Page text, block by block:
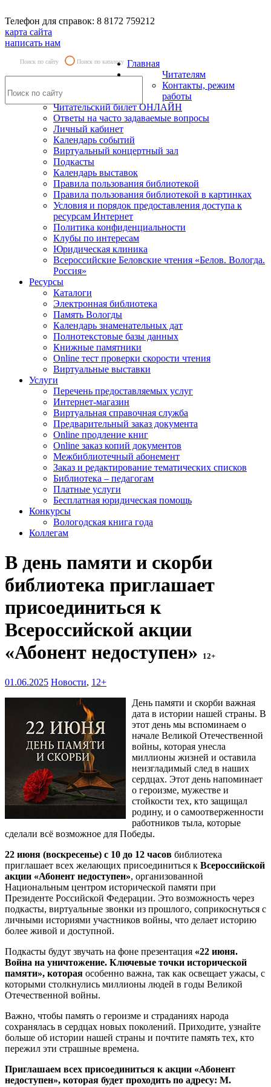
Телефон для справок: 8 8172 759212
карта сайта
написать нам
Поиск по сайту Поиск по каталогу Главная
Читателям
Контакты, режим
работы
Читательский билет ОНЛАЙН
Ответы на часто задаваемые вопросы
Личный кабинет
Календарь событий
Виртуальный концертный зал
Подкасты
Календарь выставок
Правила пользования библиотекой
Правила пользования библиотекой в картинках
Условия и порядок предоставления доступа к
ресурсам Интернет
Политика конфиденциальности
Клубы по интересам
Юридическая клиника
Всероссийские Беловские чтения «Белов. Вологда.
Россия»
Ресурсы
Каталоги
Электронная библиотека
Память Вологды
Календарь знаменательных дат
Полнотекстовые базы данных
Книжные памятники
Online тест проверки скорости чтения
Виртуальные выставки
Услуги
Перечень предоставляемых услуг
Интернет-магазин
Виртуальная справочная служба
Предварительный заказ документа
Online продление книг
Online заказ копий документов
Межбиблиотечный абонемент
Заказ и редактирование тематических списков
Библиотека – педагогам
Платные услуги
Бесплатная юридическая помощь
Конкурсы
Вологодская книга года
Коллегам
В день памяти и скорби
библиотека приглашает
присоединиться к
Всероссийской акции
«Абонент недоступен»
12+
01.06.2025 Новости, 12+
День памяти и скорби важная
дата в истории нашей страны. В
этот день мы вспоминаем о
начале Великой Отечественной
войны, которая унесла
миллионы жизней и оставила
неизгладимый след в наших
сердцах. Этот день напоминает
о героизме, мужестве и
стойкости тех, кто защищал
родину, и о самоотверженности
работников тыла, которые
сделали всё возможное для Победы.
22 июня (воскресенье) с 10 до 12 часов библиотека
приглашает всех желающих присоединиться к Всероссийской
акции «Абонент недоступен», организованной
Национальным центром исторической памяти при
Президенте Российской Федерации. Это возможность через
подкасты, виртуальные звонки из прошлого, соприкоснуться с
личными историями участников войны, что делает историю
более живой и доступной.
Подкасты будут звучать на фоне презентация «22 июня.
Война на уничтожение. Ключевые точки исторической
памяти», которая особенно важна, так как освещает ужасы, с
которыми столкнулись миллионы людей в годы Великой
Отечественной войны.
Важно, чтобы память о героизме и страданиях народа
сохранялась в сердцах новых поколений. Приходите, узнайте
больше об истории нашей страны и почтите память тех, кто
пережил эти страшные времена.
Приглашаем всех присоединиться к акции «Абонент
недоступен», которая будет проходить по адресу: М.